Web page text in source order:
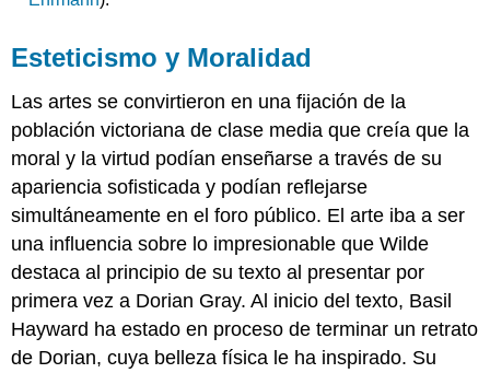
Esteticismo y Moralidad
Las artes se convirtieron en una fijación de la
población victoriana de clase media que creía que la
moral y la virtud podían enseñarse a través de su
apariencia sofisticada y podían reflejarse
simultáneamente en el foro público. El arte iba a ser
una influencia sobre lo impresionable que Wilde
destaca al principio de su texto al presentar por
primera vez a Dorian Gray. Al inicio del texto, Basil
Hayward ha estado en proceso de terminar un retrato
de Dorian, cuya belleza física le ha inspirado. Su